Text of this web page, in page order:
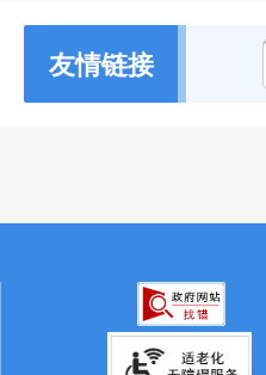
友情链接